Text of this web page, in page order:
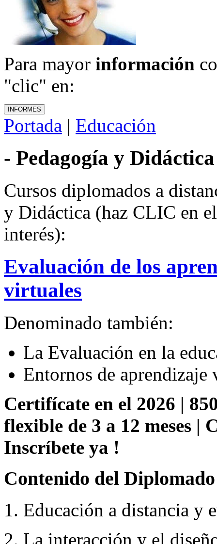
Para mayor información
"clic" en:
Portada | Educación
- Pedagogía y Didáctica
Cursos diplomados a
y Didáctica (haz CLIC en
interés):
Evaluación de los
virtuales
Denominado también:
La Evaluación en la
Entornos de aprendizaje
Certifícate en el 2026 |
flexible de 3 a 12 meses |
Inscríbete ya !
Contenido del
1. Educación a distancia y
2. La interacción y el